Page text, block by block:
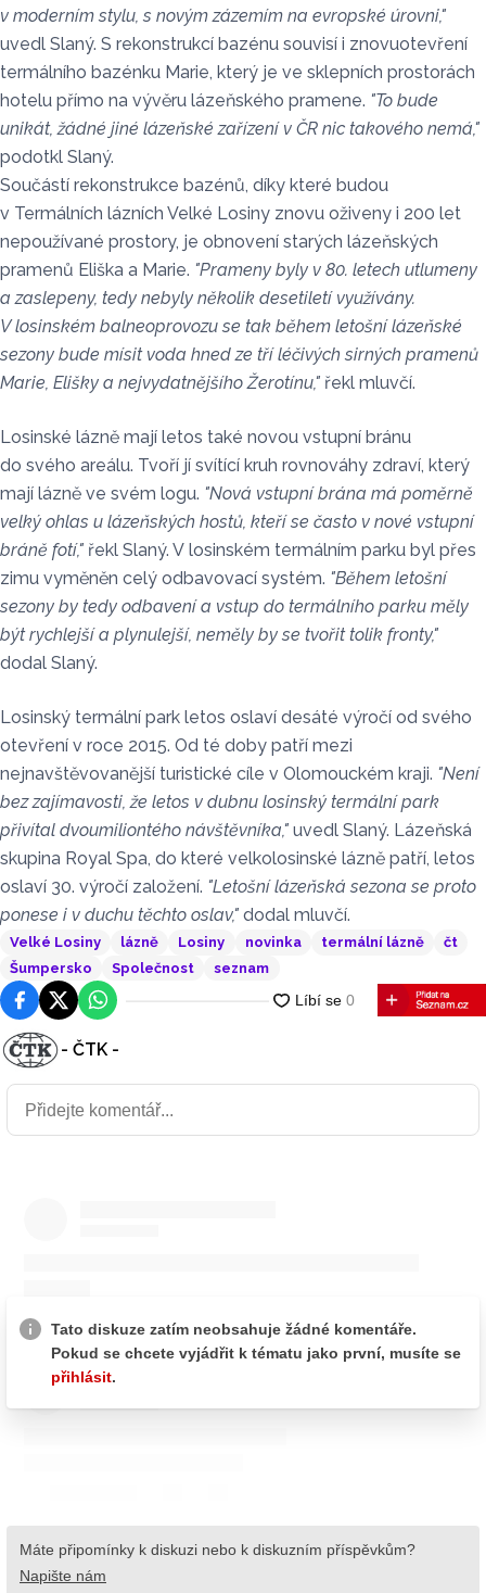
v moderním stylu, s novým zázemím na evropské úrovni,"
uvedl Slaný. S rekonstrukcí bazénu souvisí i znovuotevření
termálního bazénku Marie, který je ve sklepních prostorách
hotelu přímo na vývěru lázeňského pramene. "To bude
unikát, žádné jiné lázeňské zařízení v ČR nic takového nemá,"
podotkl Slaný.
Součástí rekonstrukce bazénů, díky které budou
v Termálních lázních Velké Losiny znovu oživeny i 200 let
nepoužívané prostory, je obnovení starých lázeňských
pramenů Eliška a Marie. "Prameny byly v 80. letech utlumeny
a zaslepeny, tedy nebyly několik desetiletí využívány.
V losinském balneoprovozu se tak během letošní lázeňské
sezony bude mísit voda hned ze tří léčivých sirných pramenů
Marie, Elišky a nejvydatnějšího Žerotínu," řekl mluvčí.
Losinské lázně mají letos také novou vstupní bránu
do svého areálu. Tvoří jí svítící kruh rovnováhy zdraví, který
mají lázně ve svém logu. "Nová vstupní brána má poměrně
velký ohlas u lázeňských hostů, kteří se často v nové vstupní
bráně fotí," řekl Slaný. V losinském termálním parku byl přes
zimu vyměněn celý odbavovací systém. "Během letošní
sezony by tedy odbavení a vstup do termálního parku měly
být rychlejší a plynulejší, neměly by se tvořit tolik fronty,"
dodal Slaný.
Losinský termální park letos oslaví desáté výročí od svého
otevření v roce 2015. Od té doby patří mezi
nejnavštěvovanější turistické cíle v Olomouckém kraji. "Není
bez zajímavosti, že letos v dubnu losinský termální park
přivítal dvoumiliontého návštěvníka," uvedl Slaný. Lázeňská
skupina Royal Spa, do které velkolosinské lázně patří, letos
oslaví 30. výročí založení. "Letošní lázeňská sezona se proto
ponese i v duchu těchto oslav," dodal mluvčí.
Velké Losiny lázně Losiny novinka termální lázně
čt
Šumpersko
Společnost seznam
FacebookPlatforma X
WhatsApp
- ČTK -